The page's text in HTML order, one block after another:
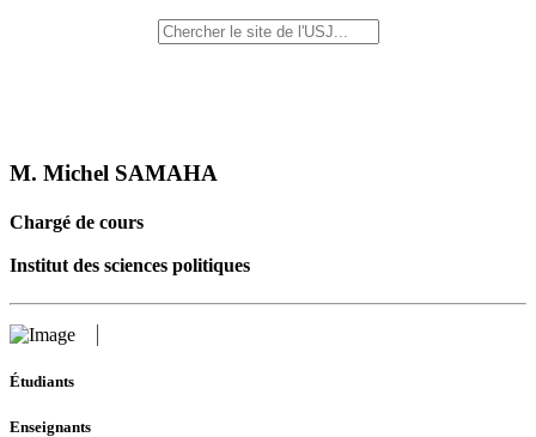
M. Michel SAMAHA
Chargé de cours
Institut des sciences politiques
Étudiants
Enseignants